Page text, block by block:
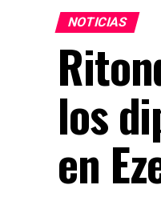
NOTICIAS
los
en